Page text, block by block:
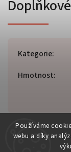
Používáme
webu a díky
Kategorie:
Hmotnost: